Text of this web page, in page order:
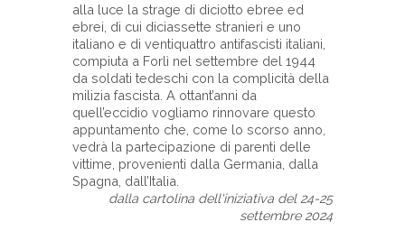
alla luce la strage di diciotto ebree ed
ebrei, di cui diciassette stranieri e uno
italiano e di ventiquattro antifascisti italiani,
compiuta a Forlì nel settembre del 1944
da soldati tedeschi con la complicità della
milizia fascista. A ottant’anni da
quell’eccidio vogliamo rinnovare questo
appuntamento che, come lo scorso anno,
vedrà la partecipazione di parenti delle
vittime, provenienti dalla Germania, dalla
Spagna, dall’Italia.
dalla cartolina dell'iniziativa del 24-25
settembre 2024